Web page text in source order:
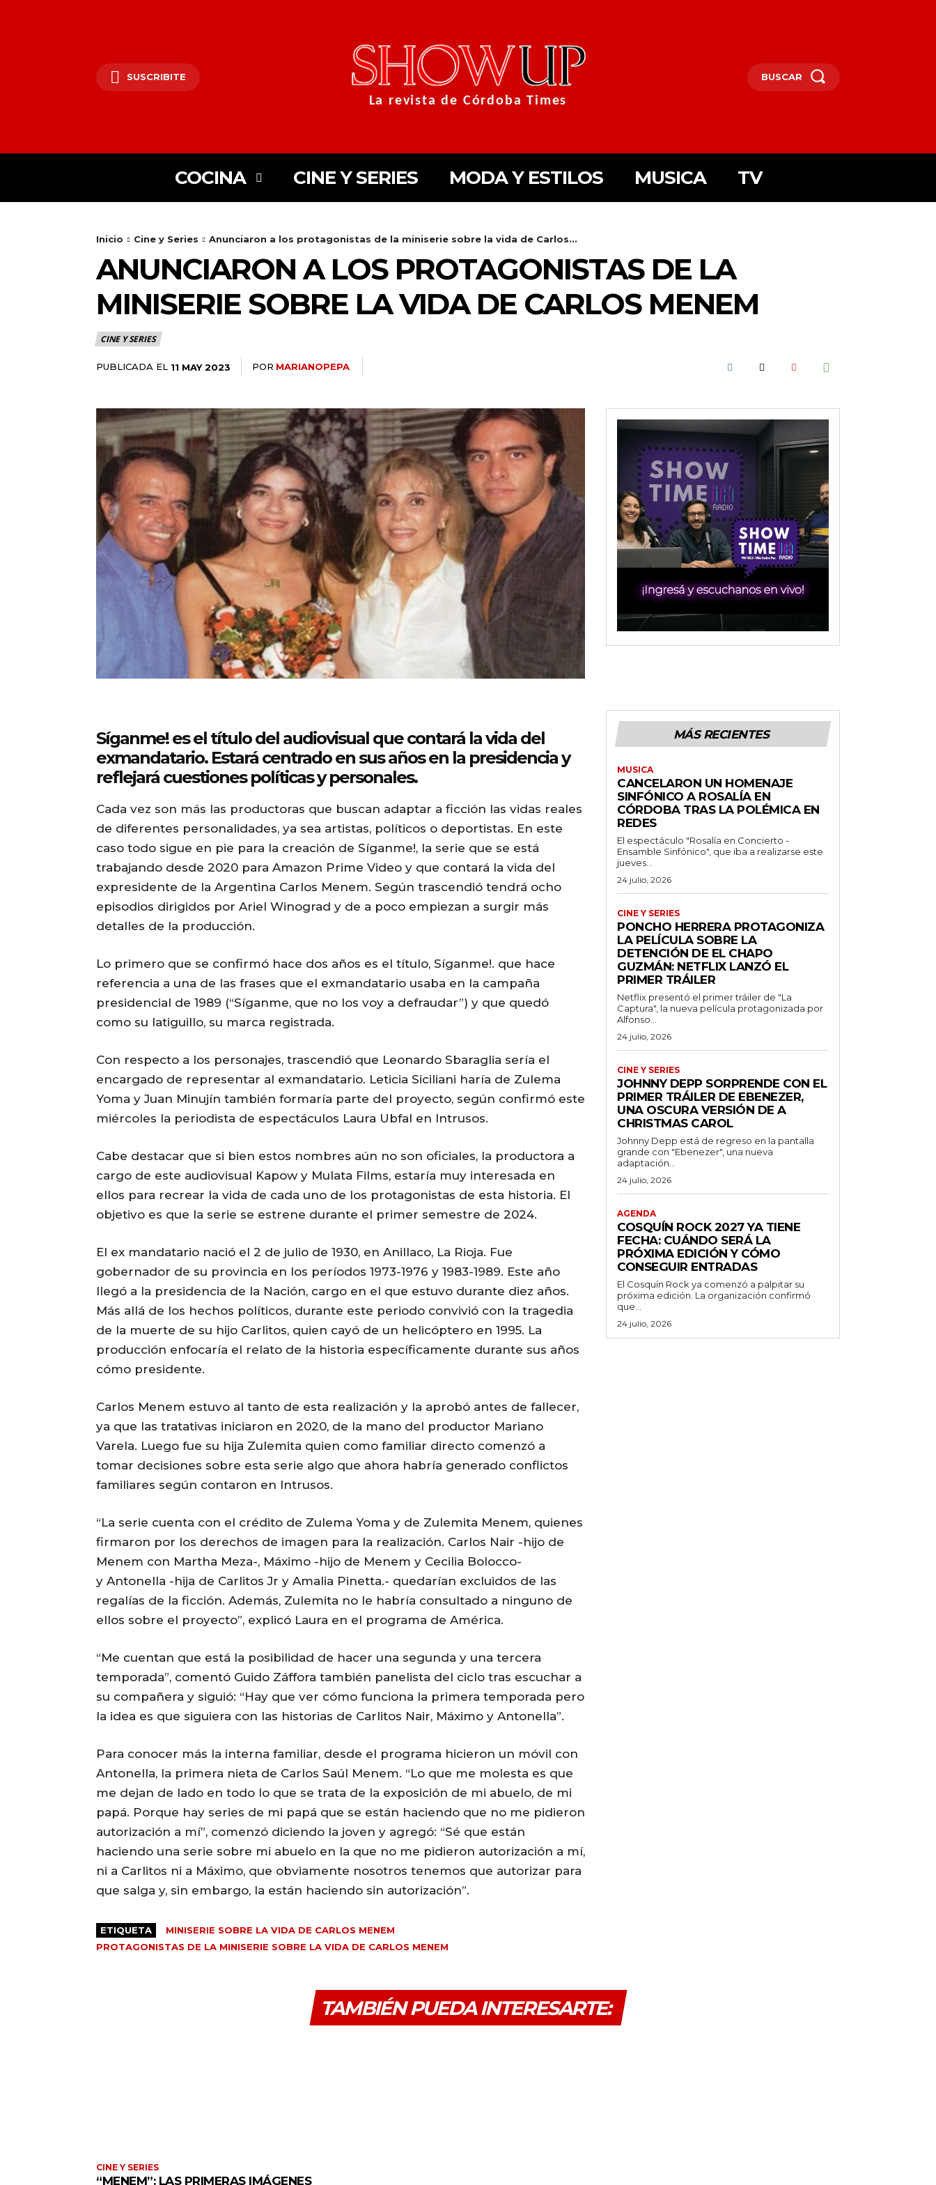
SUSCRIBITE
La revista de Córdoba Times
BUSCAR
COCINA CINE Y SERIES MODA Y ESTILOS MUSICA TV
Inicio Cine y Series Anunciaron a los protagonistas de la miniserie sobre la vida de Carlos...
ANUNCIARON A LOS PROTAGONISTAS DE LA
MINISERIE SOBRE LA VIDA DE CARLOS MENEM
CINE Y SERIES
PUBLICADA EL 11 MAY 2023 POR MARIANOPEPA
Síganme! es el título del audiovisual que contará la vida del
exmandatario. Estará centrado en sus años en la presidencia y
reflejará cuestiones políticas y personales.
Cada vez son más las productoras que buscan adaptar a ficción las vidas reales
de diferentes personalidades, ya sea artistas, políticos o deportistas. En este
caso todo sigue en pie para la creación de Síganme!, la serie que se está
trabajando desde 2020 para Amazon Prime Video y que contará la vida del
expresidente de la Argentina Carlos Menem. Según trascendió tendrá ocho
episodios dirigidos por Ariel Winograd y de a poco empiezan a surgir más
detalles de la producción.
Lo primero que se confirmó hace dos años es el título, Síganme!. que hace
referencia a una de las frases que el exmandatario usaba en la campaña
presidencial de 1989 (“Síganme, que no los voy a defraudar”) y que quedó
como su latiguillo, su marca registrada.
Con respecto a los personajes, trascendió que Leonardo Sbaraglia sería el
encargado de representar al exmandatario. Leticia Siciliani haría de Zulema
Yoma y Juan Minujín también formaría parte del proyecto, según confirmó este
miércoles la periodista de espectáculos Laura Ubfal en Intrusos.
Cabe destacar que si bien estos nombres aún no son oficiales, la productora a
cargo de este audiovisual Kapow y Mulata Films, estaría muy interesada en
ellos para recrear la vida de cada uno de los protagonistas de esta historia. El
objetivo es que la serie se estrene durante el primer semestre de 2024.
El ex mandatario nació el 2 de julio de 1930, en Anillaco, La Rioja. Fue
gobernador de su provincia en los períodos 1973-1976 y 1983-1989. Este año
llegó a la presidencia de la Nación, cargo en el que estuvo durante diez años.
Más allá de los hechos políticos, durante este periodo convivió con la tragedia
de la muerte de su hijo Carlitos, quien cayó de un helicóptero en 1995. La
producción enfocaría el relato de la historia específicamente durante sus años
cómo presidente.
Carlos Menem estuvo al tanto de esta realización y la aprobó antes de fallecer,
ya que las tratativas iniciaron en 2020, de la mano del productor Mariano
Varela. Luego fue su hija Zulemita quien como familiar directo comenzó a
tomar decisiones sobre esta serie algo que ahora habría generado conflictos
familiares según contaron en Intrusos.
“La serie cuenta con el crédito de Zulema Yoma y de Zulemita Menem, quienes
firmaron por los derechos de imagen para la realización. Carlos Nair -hijo de
Menem con Martha Meza-, Máximo -hijo de Menem y Cecilia Bolocco-
y Antonella -hija de Carlitos Jr y Amalia Pinetta.- quedarían excluidos de las
regalías de la ficción. Además, Zulemita no le habría consultado a ninguno de
ellos sobre el proyecto”, explicó Laura en el programa de América.
“Me cuentan que está la posibilidad de hacer una segunda y una tercera
temporada”, comentó Guido Záffora también panelista del ciclo tras escuchar a
su compañera y siguió: “Hay que ver cómo funciona la primera temporada pero
la idea es que siguiera con las historias de Carlitos Nair, Máximo y Antonella”.
Para conocer más la interna familiar, desde el programa hicieron un móvil con
Antonella, la primera nieta de Carlos Saúl Menem. “Lo que me molesta es que
me dejan de lado en todo lo que se trata de la exposición de mi abuelo, de mi
papá. Porque hay series de mi papá que se están haciendo que no me pidieron
autorización a mí”, comenzó diciendo la joven y agregó: “Sé que están
haciendo una serie sobre mi abuelo en la que no me pidieron autorización a mí,
ni a Carlitos ni a Máximo, que obviamente nosotros tenemos que autorizar para
que salga y, sin embargo, la están haciendo sin autorización”.
ETIQUETA
MINISERIE SOBRE LA VIDA DE CARLOS MENEM
PROTAGONISTAS DE LA MINISERIE SOBRE LA VIDA DE CARLOS MENEM
MÁS RECIENTES
MUSICA
CANCELARON UN HOMENAJE
SINFÓNICO A ROSALÍA EN
CÓRDOBA TRAS LA POLÉMICA EN
REDES
El espectáculo "Rosalía en Concierto -
Ensamble Sinfónico", que iba a realizarse este
jueves...
24 julio, 2026
CINE Y SERIES
PONCHO HERRERA PROTAGONIZA
LA PELÍCULA SOBRE LA
DETENCIÓN DE EL CHAPO
GUZMÁN: NETFLIX LANZÓ EL
PRIMER TRÁILER
Netflix presentó el primer tráiler de "La
Captura", la nueva película protagonizada por
Alfonso...
24 julio, 2026
CINE Y SERIES
JOHNNY DEPP SORPRENDE CON EL
PRIMER TRÁILER DE EBENEZER,
UNA OSCURA VERSIÓN DE A
CHRISTMAS CAROL
Johnny Depp está de regreso en la pantalla
grande con "Ebenezer", una nueva
adaptación...
24 julio, 2026
AGENDA
COSQUÍN ROCK 2027 YA TIENE
FECHA: CUÁNDO SERÁ LA
PRÓXIMA EDICIÓN Y CÓMO
CONSEGUIR ENTRADAS
El Cosquín Rock ya comenzó a palpitar su
próxima edición. La organización confirmó
que...
24 julio, 2026
TAMBIÉN PUEDA INTERESARTE:
CINE Y SERIES
“MENEM”: LAS PRIMERAS IMÁGENES